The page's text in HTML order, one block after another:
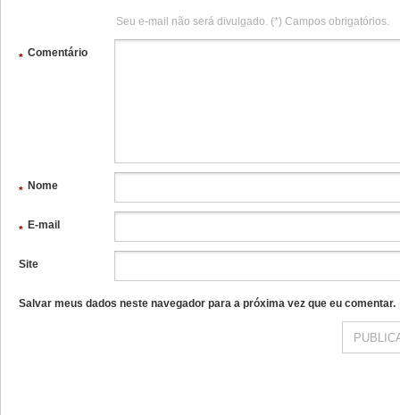
Seu e-mail não será divulgado. (*) Campos obrigatórios.
Comentário
*
Nome
*
E-mail
*
Site
Salvar meus dados neste navegador para a próxima vez que eu comentar.